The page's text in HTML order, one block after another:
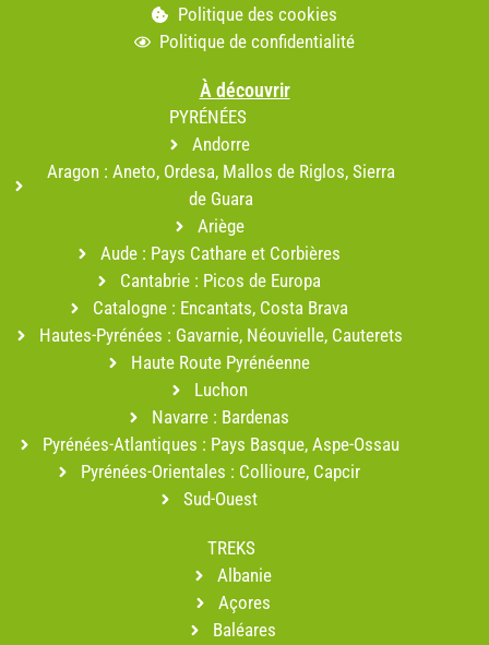
Politique des cookies
Politique de confidentialité
À découvrir
PYRÉNÉES
Andorre
Aragon : Aneto, Ordesa, Mallos de Riglos, Sierra
de Guara
Ariège
Aude : Pays Cathare et Corbières
Cantabrie : Picos de Europa
Catalogne : Encantats, Costa Brava
Hautes-Pyrénées : Gavarnie, Néouvielle, Cauterets
Haute Route Pyrénéenne
Luchon
Navarre : Bardenas
Pyrénées-Atlantiques : Pays Basque, Aspe-Ossau
Pyrénées-Orientales : Collioure, Capcir
Sud-Ouest
TREKS
Albanie
Açores
Baléares